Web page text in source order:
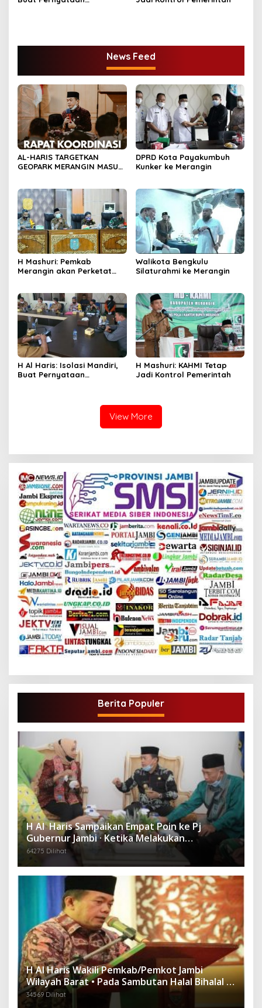
News Feed
AL-HARIS TARGETKAN
GEOPARK MERANGIN MASUK
DPRD Kota Payakumbuh
Kunker ke Merangin
H Mashuri: Pemkab
Merangin akan Perketat
Walikota Bengkulu
Silaturahmi ke Merangin
H Al Haris: Isolasi Mandiri,
Buat Pernyataan
H Mashuri: KAHMI Tetap
Jadi Kontrol Pemerintah
View More
Berita Populer
H Al Haris Sampaikan Empat Poin ke Pj
Gubernur Jambi · Ketika Melakukan
Kunjungan Kerja ke Merangin
64275 Dilihat
H Al Haris Wakili Pemkab/Pemkot Jambi
Wilayah Barat • Pada Sambutan Halal Bihalal di
Gubernuran
34569 Dilihat